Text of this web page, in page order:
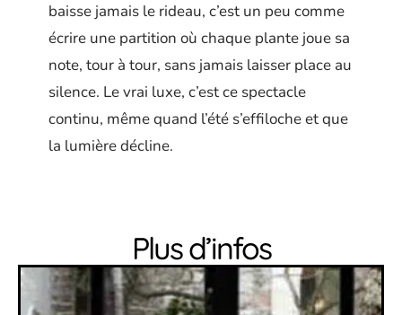
baisse jamais le rideau, c’est un peu comme
écrire une partition où chaque plante joue sa
note, tour à tour, sans jamais laisser place au
silence. Le vrai luxe, c’est ce spectacle
continu, même quand l’été s’effiloche et que
la lumière décline.
Plus d’infos